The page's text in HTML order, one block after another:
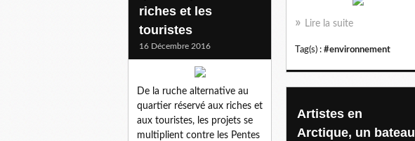
Lire la suite
Tag(s) : #environnement
riches et les
touristes
16 Décembre 2016
De la ruche alternative au
quartier réservé aux riches et
aux touristes, les projets se
multiplient contre les Pentes
Artistes en
Arctique, un bateau